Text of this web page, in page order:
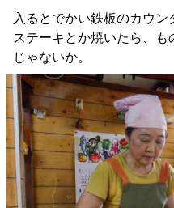
入るとでかい鉄板のカウ
ステーキとか焼いたら、
じゃないか。